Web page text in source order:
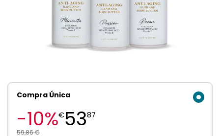
Compra Única
-10%€5387
59,86 €